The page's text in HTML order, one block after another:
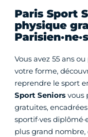
Paris Sport
physique
Vous avez 55 ans
votre forme,
reprendre le sport
Sport Seniors vous
gratuites,
sportif·ves
plus grand